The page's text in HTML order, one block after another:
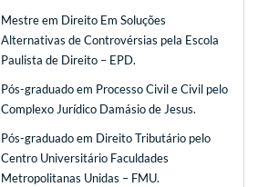
Mestre em Direito Em Soluções
Alternativas de Controvérsias pela Escola
Paulista de Direito – EPD.
Pós-graduado em Processo Civil e Civil pelo
Complexo Jurídico Damásio de Jesus.
Pós-graduado em Direito Tributário pelo
Centro Universitário Faculdades
Metropolitanas Unidas – FMU.